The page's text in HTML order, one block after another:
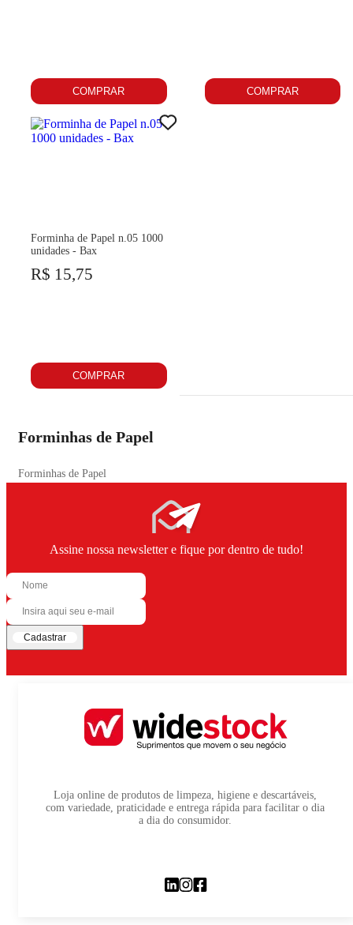
COMPRAR COMPRAR
Forminha de Papel n.05 1000
unidades - Bax
R$ 15,75
COMPRAR
Forminhas de Papel
Forminhas de Papel
Assine nossa newsletter e fique por dentro de tudo!
Cadastrar
Loja online de produtos de limpeza, higiene e descartáveis,
com variedade, praticidade e entrega rápida para facilitar o dia
a dia do consumidor.